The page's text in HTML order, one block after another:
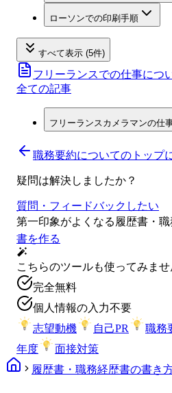
ローソンでの印刷手順
すべて表示 (5件)
フリーランスでの仕事につ
全ての記事
フリーランスカメラマンの仕
職務要約についてのトップ
疑問は解決しましたか？
質問・フィードバックしたい
第一印象がよくなる履歴書・職
書を作る
こちらのツールも使ってみませ
完全無料
個人情報の入力不要
志望動機
自己PR 職務
年度
面接対策
履歴書・職務経歴書の書き